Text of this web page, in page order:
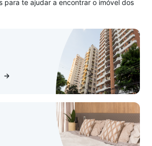
para te ajudar a encontrar o imóvel dos